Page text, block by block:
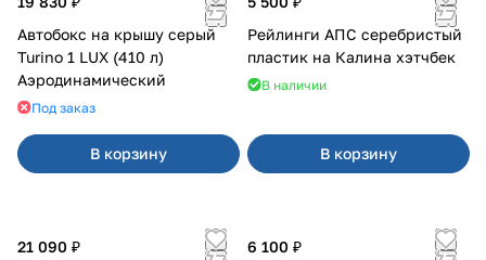
Автобокс на крышу серый
Turino 1 LUX (410 л)
Аэродинамический
Под заказ
В корзину
Рейлинги АПС серебристый
пластик на Калина хэтчбек
В наличии
В корзину
21 090 ₽
6 100 ₽